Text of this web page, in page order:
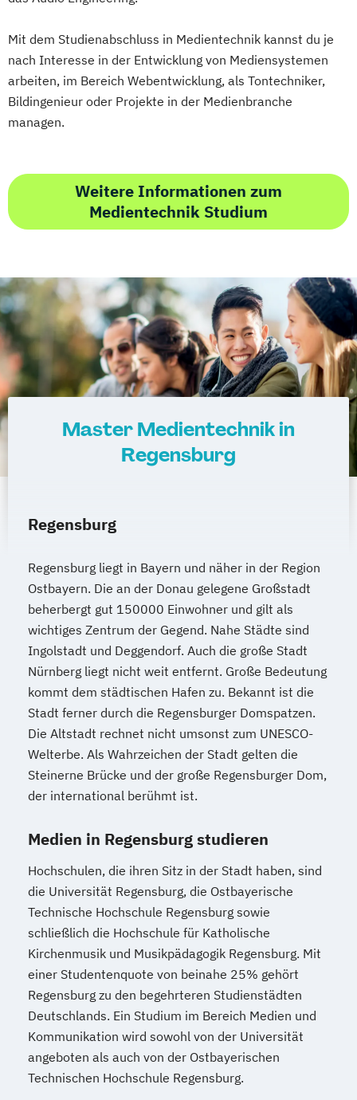
Mit dem Studienabschluss in Medientechnik kannst du je
nach Interesse in der Entwicklung von Mediensystemen
arbeiten, im Bereich Webentwicklung, als Tontechniker,
Bildingenieur oder Projekte in der Medienbranche
managen.
Weitere Informationen zum
Medientechnik Studium
Master Medientechnik in
Regensburg
Regensburg
Regensburg liegt in Bayern und näher in der Region
Ostbayern. Die an der Donau gelegene Großstadt
beherbergt gut 150000 Einwohner und gilt als
wichtiges Zentrum der Gegend. Nahe Städte sind
Ingolstadt und Deggendorf. Auch die große Stadt
Nürnberg liegt nicht weit entfernt. Große Bedeutung
kommt dem städtischen Hafen zu. Bekannt ist die
Stadt ferner durch die Regensburger Domspatzen.
Die Altstadt rechnet nicht umsonst zum UNESCO-
Welterbe. Als Wahrzeichen der Stadt gelten die
Steinerne Brücke und der große Regensburger Dom,
der international berühmt ist.
Medien in Regensburg studieren
Hochschulen, die ihren Sitz in der Stadt haben, sind
die Universität Regensburg, die Ostbayerische
Technische Hochschule Regensburg sowie
schließlich die Hochschule für Katholische
Kirchenmusik und Musikpädagogik Regensburg. Mit
einer Studentenquote von beinahe 25% gehört
Regensburg zu den begehrteren Studienstädten
Deutschlands. Ein Studium im Bereich Medien und
Kommunikation wird sowohl von der Universität
angeboten als auch von der Ostbayerischen
Technischen Hochschule Regensburg.